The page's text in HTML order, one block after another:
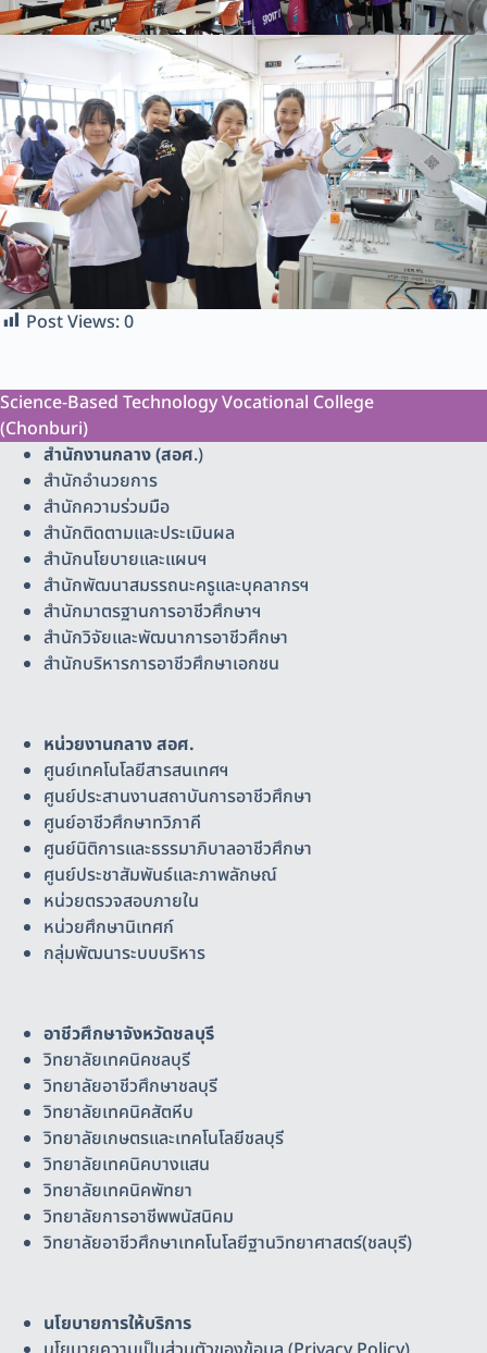
Post Views:0
Science-Based Technology Vocational College
(Chonburi)
สำนักงานกลาง (สอศ.)
สำนักอำนวยการ
สำนักความร่วมมือ
สำนักติดตามและประเมินผล
สำนักนโยบายและแผนฯ
สำนักพัฒนาสมรรถนะครูและบุคลากรฯ
สำนักมาตรฐานการอาชีวศึกษาฯ
สำนักวิจัยและพัฒนาการอาชีวศึกษา
สำนักบริหารการอาชีวศึกษาเอกชน
หน่วยงานกลาง สอศ.
ศูนย์เทคโนโลยีสารสนเทศฯ
ศูนย์ประสานงานสถาบันการอาชีวศึกษา
ศูนย์อาชีวศึกษาทวิภาคี
ศูนย์นิติการและธรรมาภิบาลอาชีวศึกษา
ศูนย์ประชาสัมพันธ์และภาพลักษณ์
หน่วยตรวจสอบภายใน
หน่วยศึกษานิเทศก์
กลุ่มพัฒนาระบบบริหาร
อาชีวศึกษาจังหวัดชลบุรี
วิทยาลัยเทคนิคชลบุรี
วิทยาลัยอาชีวศึกษาชลบุรี
วิทยาลัยเทคนิคสัตหีบ
วิทยาลัยเกษตรและเทคโนโลยีชลบุรี
วิทยาลัยเทคนิคบางแสน
วิทยาลัยเทคนิคพัทยา
วิทยาลัยการอาชีพพนัสนิคม
วิทยาลัยอาชีวศึกษาเทคโนโลยีฐานวิทยาศาสตร์(ชลบุรี)
นโยบายการให้บริการ